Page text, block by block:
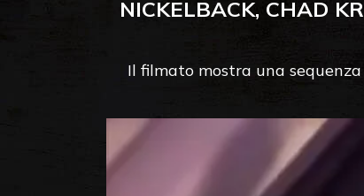
NICKELBACK, CHAD
Il filmato mostra una